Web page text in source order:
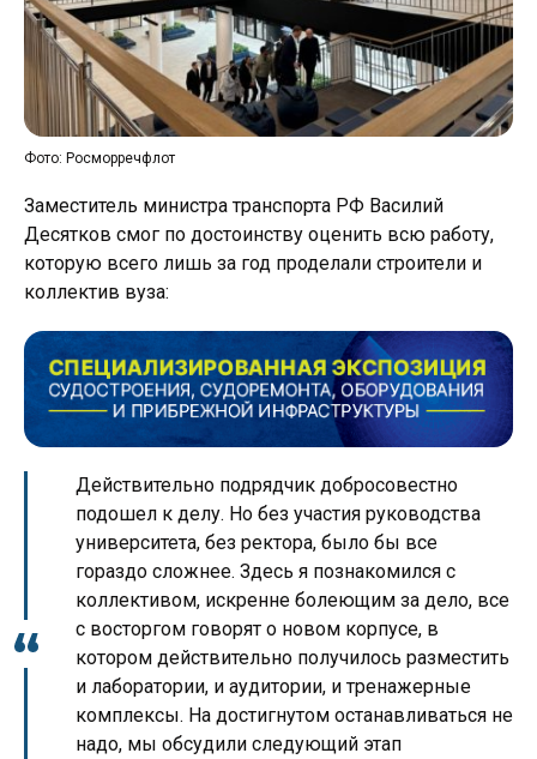
Фото: Росморречфлот
Заместитель министра транспорта РФ Василий
Десятков смог по достоинству оценить всю работу,
которую всего лишь за год проделали строители и
коллектив вуза:
Действительно подрядчик добросовестно
подошел к делу. Но без участия руководства
университета, без ректора, было бы все
гораздо сложнее. Здесь я познакомился с
коллективом, искренне болеющим за дело, все
с восторгом говорят о новом корпусе, в
котором действительно получилось разместить
и лаборатории, и аудитории, и тренажерные
комплексы. На достигнутом останавливаться не
надо, мы обсудили следующий этап